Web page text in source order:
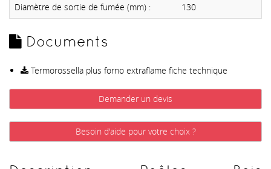
Diamètre de sortie de fumée (mm) :
130
Documents
Termorossella plus forno extraflame fiche technique
Demander un devis
Besoin d'aide pour votre choix ?